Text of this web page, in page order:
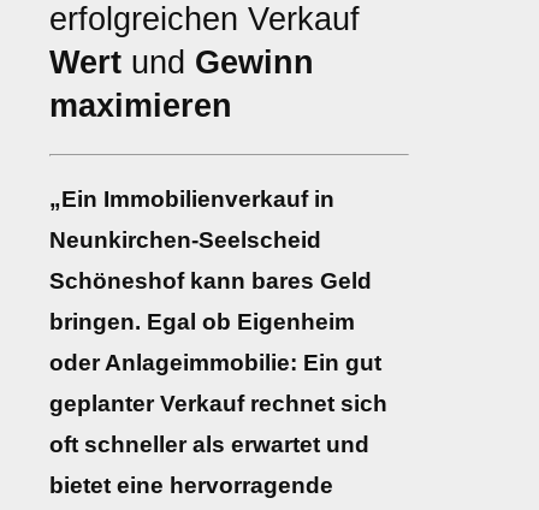
erfolgreichen Verkauf
Wert und Gewinn
maximieren
„Ein Immobilienverkauf in
Neunkirchen-Seelscheid
Schöneshof kann bares Geld
bringen. Egal ob Eigenheim
oder Anlageimmobilie: Ein gut
geplanter Verkauf rechnet sich
oft schneller als erwartet und
bietet eine hervorragende